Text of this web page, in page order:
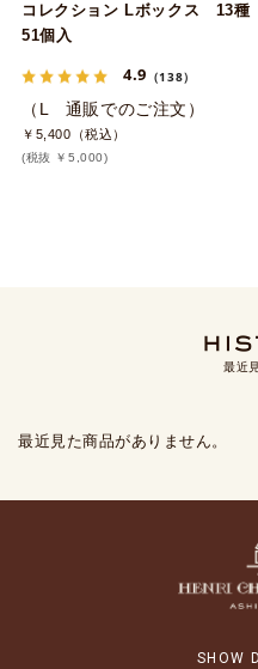
コレクション Lボックス 13種
51個入
4.9 （138）
（L 通販でのご注文）
￥5,400（税込）
(税抜 ￥5,000)
最近
最近見た商品がありません。
SHOW